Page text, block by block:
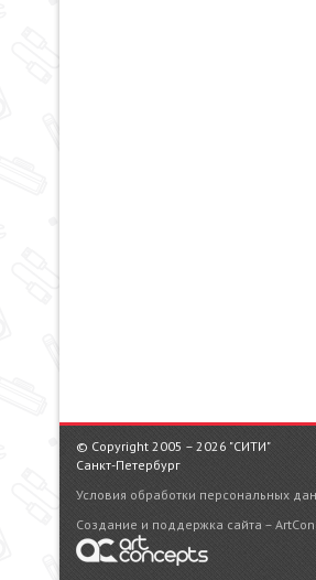
© Copyright 2005 – 2026 "СИТИ"
Санкт-Петербург
Условия обработки персональных
Создание и поддержка сайта –